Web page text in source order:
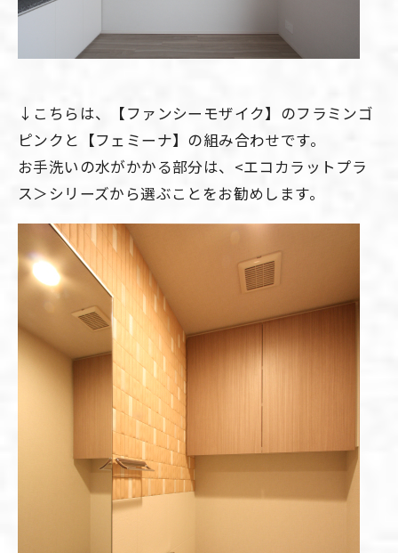
↓こちらは、【ファンシーモザイク】のフラミンゴ
ピンクと【フェミーナ】の組み合わせです。
お手洗いの水がかかる部分は、<エコカラットプラ
ス＞シリーズから選ぶことをお勧めします。